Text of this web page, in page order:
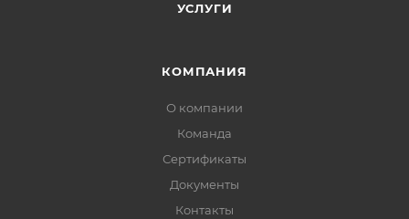
УСЛУГИ
КОМПАНИЯ
О компании
Команда
Сертификаты
Документы
Контакты